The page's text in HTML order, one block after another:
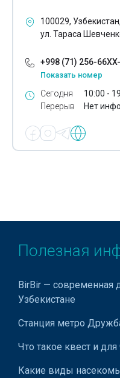
Оборудование для
Солнечные батареи
Алюминиевые провода
Медные провода
Комплектные
Промышленные
Блочные комплектные
Конденсаторные
100029,
ул. Тараса
+998 (71) 256-
Показать номер
Сегодня
Перерыв
10:00 -
Нет
Полезная
BirBir — современная
Узбекистане
Станция метро
Что такое квест и
Какие виды